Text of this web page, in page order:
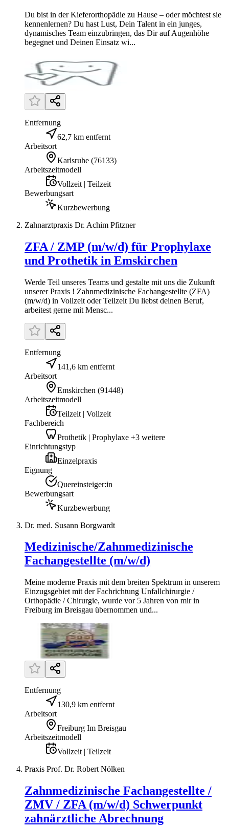
Du bist in der Kieferorthopädie zu Hause – oder möchtest sie
kennenlernen? Du hast Lust, Dein Talent in ein junges,
dynamisches Team einzubringen, das Dir auf Augenhöhe
begegnet und Deinen Einsatz wi...
Entfernung
62,7 km entfernt
Arbeitsort
Karlsruhe (76133)
Arbeitszeitmodell
Vollzeit | Teilzeit
Bewerbungsart
Kurzbewerbung
Zahnarztpraxis Dr. Achim Pfitzner
ZFA / ZMP (m/w/d) für Prophylaxe
und Prothetik in Emskirchen
Werde Teil unseres Teams und gestalte mit uns die Zukunft
unserer Praxis ! Zahnmedizinische Fachangestellte (ZFA)
(m/w/d) in Vollzeit oder Teilzeit Du liebst deinen Beruf,
arbeitest gerne mit Mensc...
Entfernung
141,6 km entfernt
Arbeitsort
Emskirchen (91448)
Arbeitszeitmodell
Teilzeit | Vollzeit
Fachbereich
Prothetik | Prophylaxe +3 weitere
Einrichtungstyp
Einzelpraxis
Eignung
Quereinsteiger:in
Bewerbungsart
Kurzbewerbung
Dr. med. Susann Borgwardt
Medizinische/Zahnmedizinische
Fachangestellte (m/w/d)
Meine moderne Praxis mit dem breiten Spektrum in unserem
Einzugsgebiet mit der Fachrichtung Unfallchirurgie /
Orthopädie / Chirurgie, wurde vor 5 Jahren von mir in
Freiburg im Breisgau übernommen und...
Entfernung
130,9 km entfernt
Arbeitsort
Freiburg Im Breisgau
Arbeitszeitmodell
Vollzeit | Teilzeit
Praxis Prof. Dr. Robert Nölken
Zahnmedizinische Fachangestellte /
ZMV / ZFA (m/w/d) Schwerpunkt
zahnärztliche Abrechnung